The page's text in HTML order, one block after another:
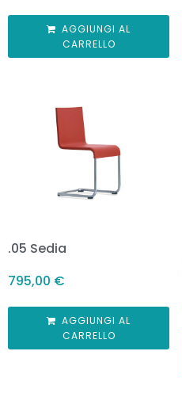
AGGIUNGI AL
CARRELLO
.05 Sedia
795,00 €
AGGIUNGI AL
CARRELLO